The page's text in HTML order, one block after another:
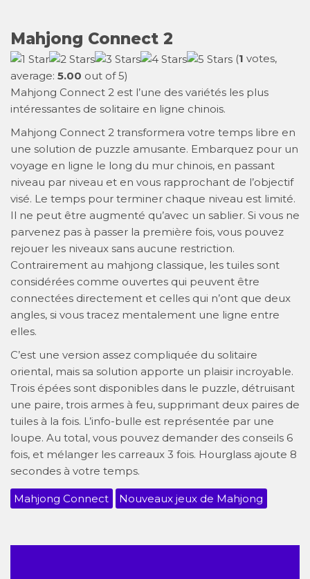
Mahjong Connect 2
(1 votes,
average: 5.00 out of 5)
Mahjong Connect 2 est l’une des variétés les plus
intéressantes de solitaire en ligne chinois.
Mahjong Connect 2 transformera votre temps libre en
une solution de puzzle amusante. Embarquez pour un
voyage en ligne le long du mur chinois, en passant
niveau par niveau et en vous rapprochant de l’objectif
visé. Le temps pour terminer chaque niveau est limité.
Il ne peut être augmenté qu’avec un sablier. Si vous ne
parvenez pas à passer la première fois, vous pouvez
rejouer les niveaux sans aucune restriction.
Contrairement au mahjong classique, les tuiles sont
considérées comme ouvertes qui peuvent être
connectées directement et celles qui n’ont que deux
angles, si vous tracez mentalement une ligne entre
elles.
C’est une version assez compliquée du solitaire
oriental, mais sa solution apporte un plaisir incroyable.
Trois épées sont disponibles dans le puzzle, détruisant
une paire, trois armes à feu, supprimant deux paires de
tuiles à la fois. L’info-bulle est représentée par une
loupe. Au total, vous pouvez demander des conseils 6
fois, et mélanger les carreaux 3 fois. Hourglass ajoute 8
secondes à votre temps.
Mahjong Connect Nouveaux jeux de Mahjong